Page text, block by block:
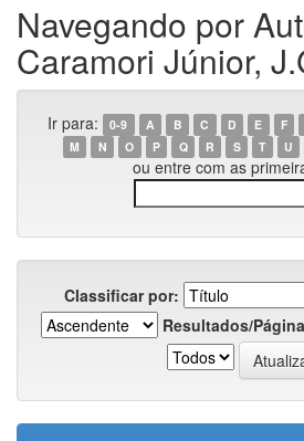
Navegando por
Caramori Júnior,
Ir para: 0-9 A B C D E F
M
N O P Q R S T U
ou entre com as
Classificar por:
Resultados/Página